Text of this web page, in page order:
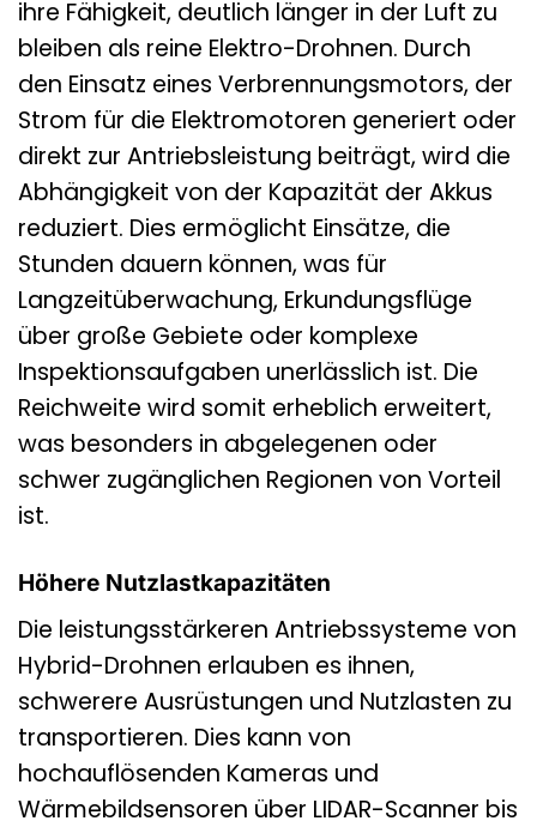
ihre Fähigkeit, deutlich länger in der Luft zu
bleiben als reine Elektro-Drohnen. Durch
den Einsatz eines Verbrennungsmotors, der
Strom für die Elektromotoren generiert oder
direkt zur Antriebsleistung beiträgt, wird die
Abhängigkeit von der Kapazität der Akkus
reduziert. Dies ermöglicht Einsätze, die
Stunden dauern können, was für
Langzeitüberwachung, Erkundungsflüge
über große Gebiete oder komplexe
Inspektionsaufgaben unerlässlich ist. Die
Reichweite wird somit erheblich erweitert,
was besonders in abgelegenen oder
schwer zugänglichen Regionen von Vorteil
ist.
Höhere Nutzlastkapazitäten
Die leistungsstärkeren Antriebssysteme von
Hybrid-Drohnen erlauben es ihnen,
schwerere Ausrüstungen und Nutzlasten zu
transportieren. Dies kann von
hochauflösenden Kameras und
Wärmebildsensoren über LIDAR-Scanner bis